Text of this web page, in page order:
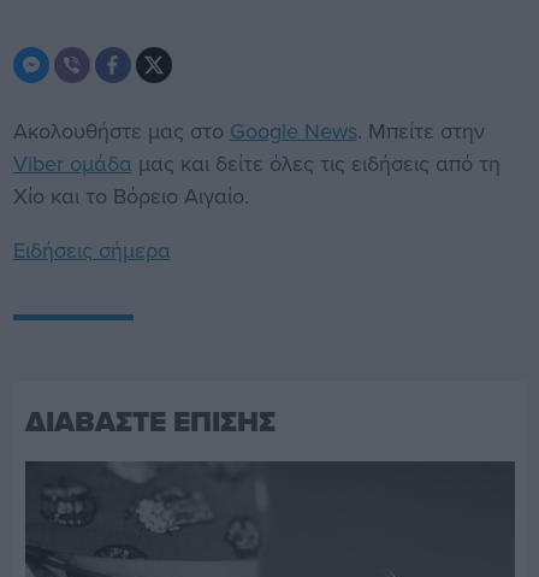
Ακολουθήστε μας στο Google News. Μπείτε στην
Viber ομάδα μας και δείτε όλες τις ειδήσεις από τη
Χίο και το Βόρειο Αιγαίο.
Ειδήσεις σήμερα
ΔΙΑΒΑΣΤΕ ΕΠΙΣΗΣ